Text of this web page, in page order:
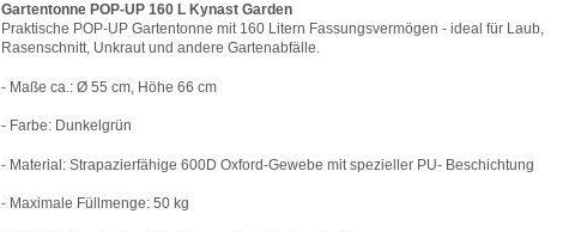
Gartentonne POP-UP 160 L Kynast Garden
Praktische POP-UP Gartentonne mit 160 Litern Fassungsvermögen - ideal für Laub,
Rasenschnitt, Unkraut und andere Gartenabfä lle.
- Maße ca.:Ø 55 cm, Höhe 66 cm
- Farbe: Dunkelgrün
- Material: Strapazierfähige 600D Oxford-Gewebe mit spezieller PU- Beschichtung
- Maximale Fü llmenge: 50 kg